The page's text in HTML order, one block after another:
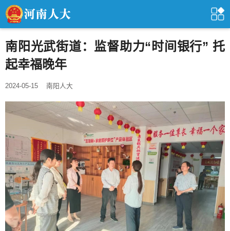
南阳光武街道：监督助力“时间银行” 托
起幸福晚年
2024-05-15 南阳人大